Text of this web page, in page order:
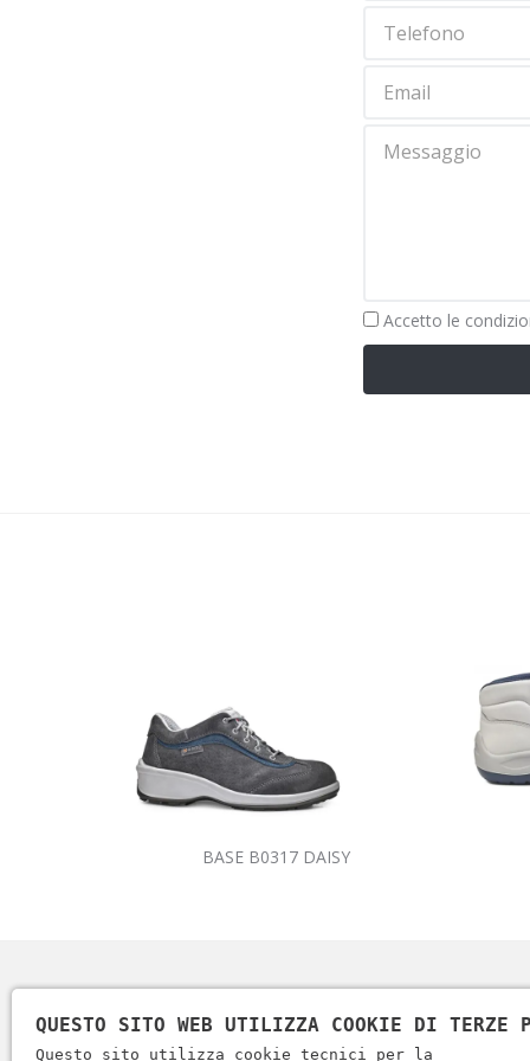
Obbligatorio
Accetto le
BASE B0317 DAISY
QUESTO SITO WEB UTILIZZA COOKIE DI TERZE
Questo sito utilizza cookie tecnici per la